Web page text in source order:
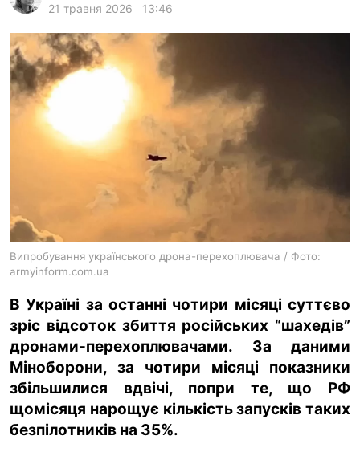
gambling
ru en
21 травня 2026
13:46
Випробування українського дрона-перехоплювача / Фото:
armyinform.com.ua
В Україні за останні чотири місяці суттєво
зріс відсоток збиття російських “шахедів”
дронами-перехоплювачами. За даними
Міноборони, за чотири місяці показники
збільшилися вдвічі, попри те, що РФ
щомісяця нарощує кількість запусків таких
безпілотників на 35%.